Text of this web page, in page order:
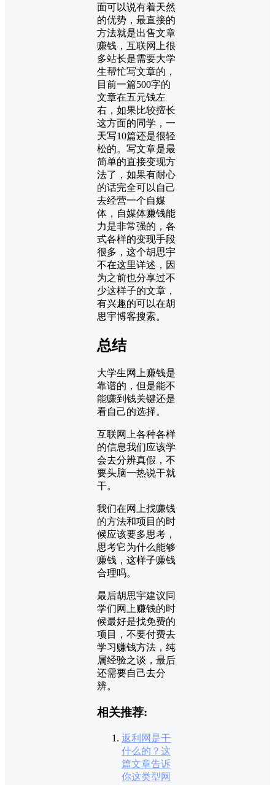
面可以说有着天然
的优势，最直接的
方法就是出售文章
赚钱，互联网上很
多站长是需要大学
生帮忙写文章的，
目前一篇500字的
文章在五元钱左
右，如果比较擅长
这方面的同学，一
天写10篇还是很轻
松的。写文章是最
简单的直接变现方
法了，如果有耐心
的话完全可以自己
去经营一个自媒
体，自媒体赚钱能
力是非常强的，各
式各样的变现手段
很多，这个胡思宇
不在这里详述，因
为之前也分享过不
少这样子的文章，
有兴趣的可以在胡
思宇博客搜索。
总结
大学生网上赚钱是
靠谱的，但是能不
能赚到钱关键还是
看自己的选择。
互联网上各种各样
的信息我们应该学
会去分辨真假，不
要头脑一热说干就
干。
我们在网上找赚钱
的方法和项目的时
候应该要多思考，
思考它为什么能够
赚钱，这样子赚钱
合理吗。
最后胡思宇建议同
学们网上赚钱的时
候最好是找免费的
项目，不要付费去
学习赚钱方法，纯
属经验之谈，最后
还需要自己去分
辨。
相关推荐:
返利网是干
什么的？这
篇文章告诉
你这类型网